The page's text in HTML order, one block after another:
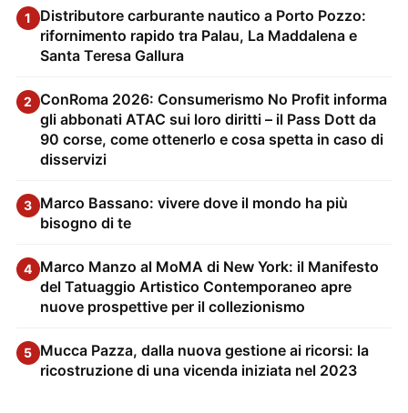
1
Distributore carburante nautico a Porto Pozzo:
rifornimento rapido tra Palau, La Maddalena e
Santa Teresa Gallura
2 ConRoma 2026: Consumerismo No Profit informa
gli abbonati ATAC sui loro diritti – il Pass Dott da
90 corse, come ottenerlo e cosa spetta in caso di
disservizi
3 Marco Bassano: vivere dove il mondo ha più
bisogno di te
4 Marco Manzo al MoMA di New York: il Manifesto
del Tatuaggio Artistico Contemporaneo apre
nuove prospettive per il collezionismo
5 Mucca Pazza, dalla nuova gestione ai ricorsi: la
ricostruzione di una vicenda iniziata nel 2023